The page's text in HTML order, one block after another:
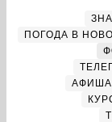
ПОГОДА В